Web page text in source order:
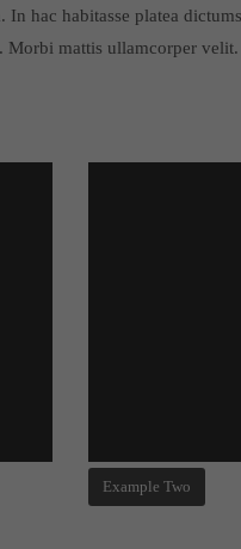
In hac habitasse platea
mattis ullamcorper velit.
Example Two